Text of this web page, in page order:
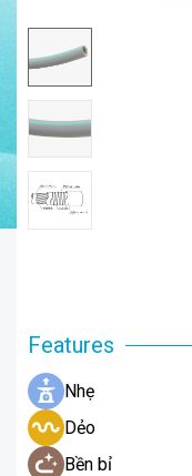
Features
Nhẹ
Dẻo
Bền bỉ